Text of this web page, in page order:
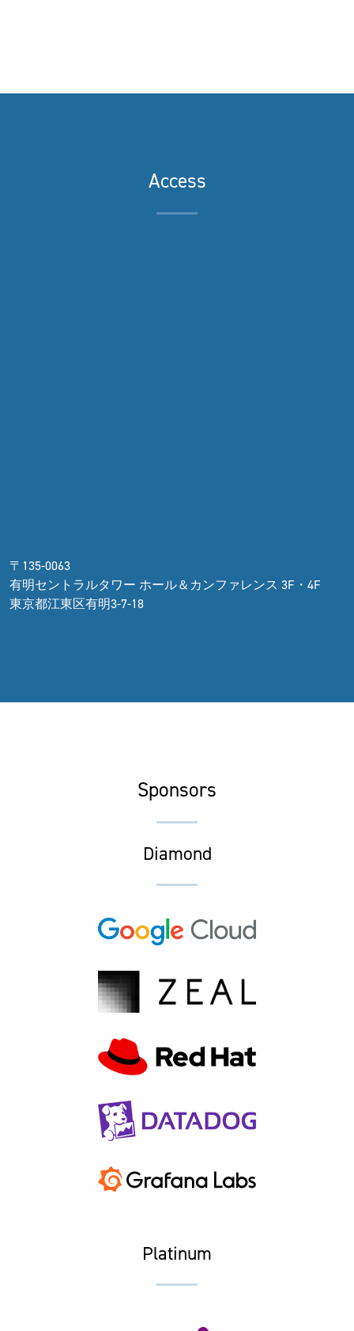
Access
〒135-0063
有明セントラルタワー ホール＆カンファレンス 3F・4F
東京都江東区有明3-7-18
Sponsors
Diamond
Platinum